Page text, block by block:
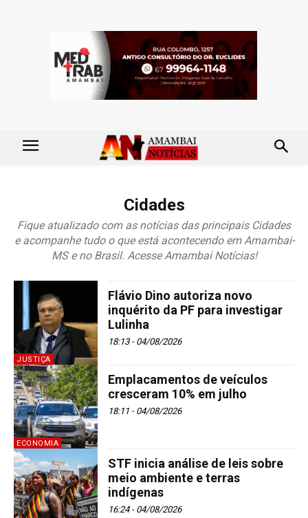
Cidades
Fique atualizado com as notícias das principais Cidades
e acompanhe tudo o que está acontecendo em Amambai-
MS e no Brasil. Acesse Amambai Notícias!
JUSTIÇA
Flávio Dino autoriza novo
inquérito da PF para investigar
Lulinha
18:13 - 04/08/2026
ECONOMIA
Emplacamentos de veículos
cresceram 10% em julho
18:11 - 04/08/2026
STF inicia análise de leis sobre
meio ambiente e terras
indígenas
16:24 - 04/08/2026